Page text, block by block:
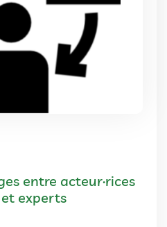
entre acteur·rices
experts